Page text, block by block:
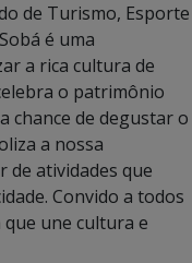
de Turismo, Esporte
é uma
a rica cultura de
o patrimônio
chance de degustar o
a nossa
de atividades que
Convido a todos
une cultura e